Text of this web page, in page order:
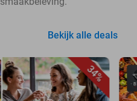
Bekijk alle deals
34%